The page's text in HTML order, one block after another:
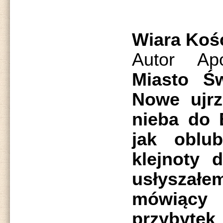
Wiara
Autor
Miasto
Nowe
nieba do
jak
klejnoty